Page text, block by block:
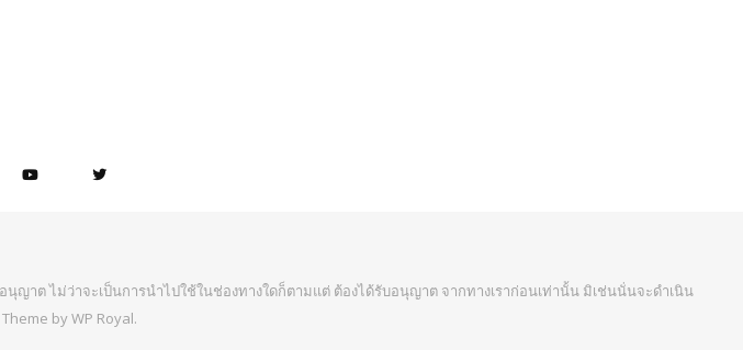
ญาต ไม่ว่าจะเป็นการนำไปใช้ในช่องทางใดก็ตามแต่ ต้องได้รับอนุญาต จากทางเราก่อนเท่านั้น มิเช่นนั่นจะดำเนิน
byWP Royal.